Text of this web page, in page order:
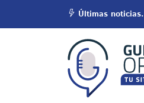
Últimas noticias.